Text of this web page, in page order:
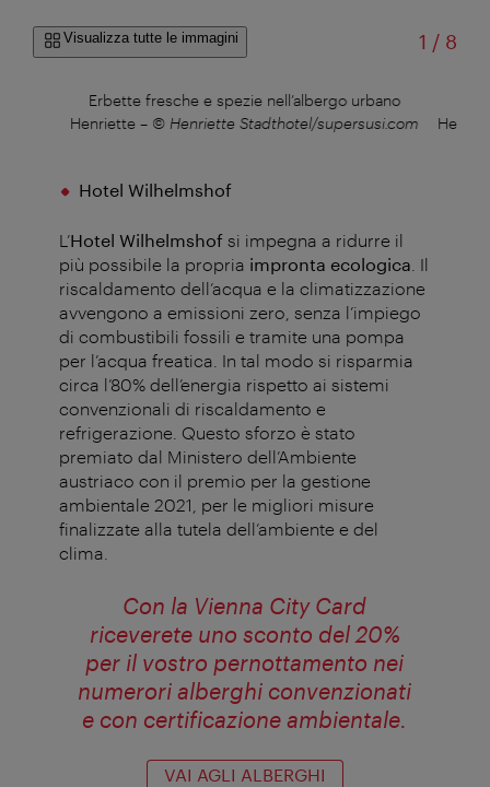
Visualizza tutte le immagini 1 /di
8
Erbette fresche e spezie nell’albergo urbano
Henriette – © Henriette Stadthotel/supersusi.com
Hotel Wilhelmshof
L’Hotel Wilhelmshof si impegna a ridurre il
più possibile la propria impronta ecologica . Il
riscaldamento dell’acqua e la climatizzazione
avvengono a emissioni zero, senza l’impiego
di combustibili fossili e tramite una pompa
per l’acqua freatica. In tal modo si risparmia
circa l’80% dell’energia rispetto ai sistemi
convenzionali di riscaldamento e
refrigerazione. Questo sforzo è stato
premiato dal Ministero dell’Ambiente
austriaco con il premio per la gestione
ambientale 2021, per le migliori misure
finalizzate alla tutela dell’ambiente e del
clima.
Con la Vienna City Card
riceverete uno sconto del 20%
per il vostro pernottamento nei
numerori alberghi convenzionati
e con certificazione ambientale.
VAI AGLI ALBERGHI